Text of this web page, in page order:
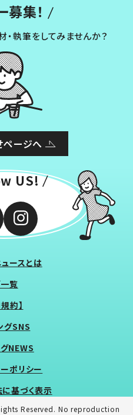
募集！
・執筆をしてみませんか？
ページへ
US!
ースとは
覧
約】
グSNS
NEWS
ポリシー
基づく表示
Reserved. No reproduction